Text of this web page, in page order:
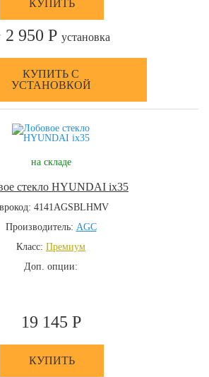
КУПИТЬ
2 950 Р установка
КУПИТЬ С
УСТАНОВКОЙ
на складе
стекло HYUNDAI ix35
4141AGSBLHMV
Производитель: AGC
Класс: Премиум
Доп. опции:
19 145 Р
КУПИТЬ